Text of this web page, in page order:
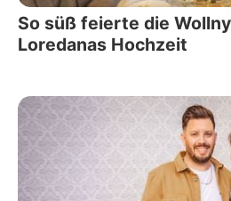
So süß feierte die
Loredanas Hochzeit